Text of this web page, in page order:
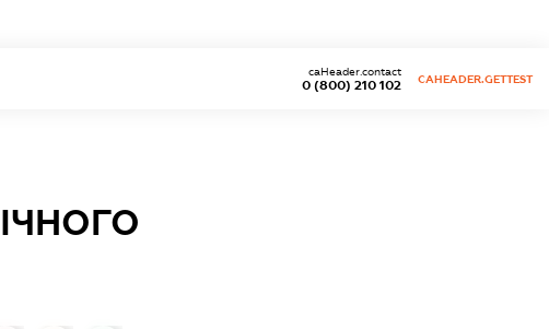
0 (800) 210 102
caHeader.contact
CAHEADER.GETTEST